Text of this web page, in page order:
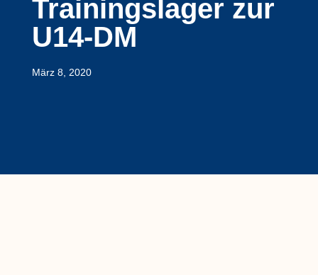
Trainingslager zur
U14-DM
März 8, 2020